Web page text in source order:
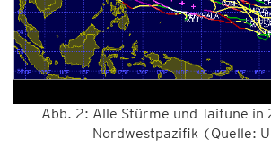
Abb. 2: Alle Stürme und Taifune in
Nordwestpazifik (Quelle: